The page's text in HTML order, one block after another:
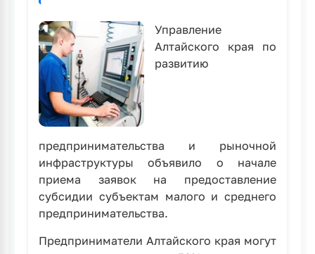
август
2026
года
Управление
Алтайского края по
развитию
предпринимательства и рыночной
инфраструктуры объявило о начале
приема заявок на предоставление
субсидии субъектам малого и среднего
предпринимательства.
Предприниматели Алтайского края могут